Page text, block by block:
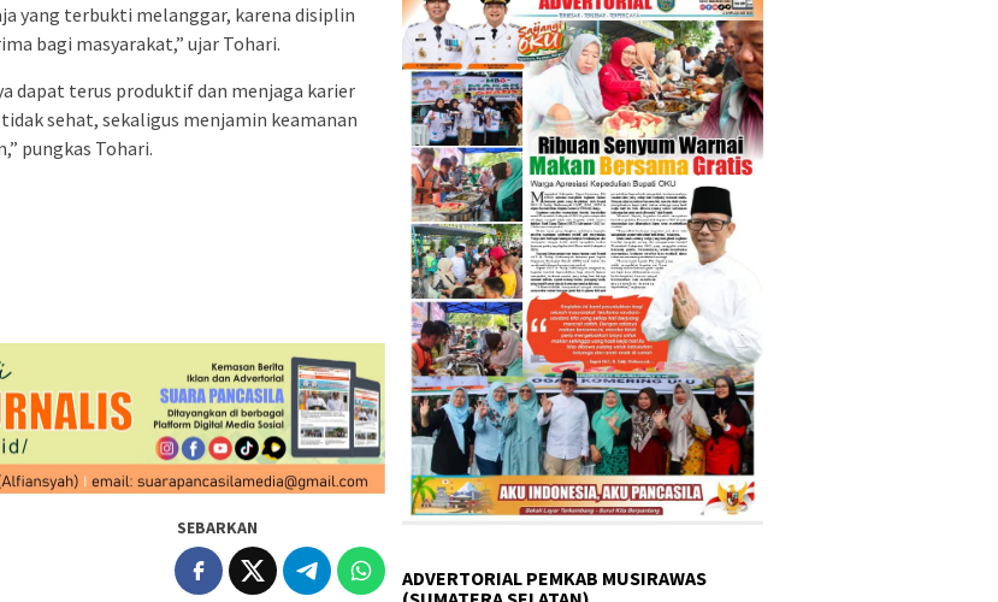
yang terbukti melanggar, karena disiplin
bagi masyarakat,” ujar Tohari.
dapat terus produktif dan menjaga karier
sehat, sekaligus menjamin keamanan
pungkas Tohari.
SEBARKAN
ADVERTORIAL PEMKAB MUSIRAWAS